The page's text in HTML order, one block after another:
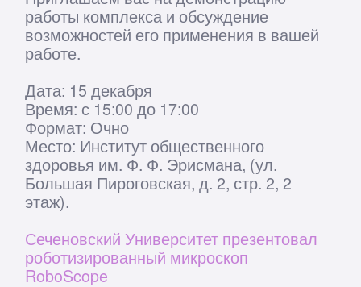
Микроскопия
на цифровом
уровне.
Скачать презентацию
info@roboscope.pro